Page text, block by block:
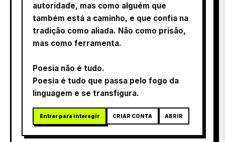
autoridade, mas como alguém que
também está a caminho, e que confia na
tradição como aliada. Não como prisão,
mas como ferramenta.
Poesia não é tudo.
Poesia é tudo que passa pelo fogo da
linguagem e se transfigura.
Entrar para interagir CRIAR CONTA ABRIR